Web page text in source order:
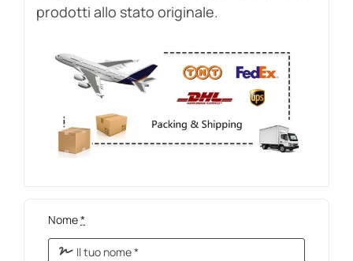
prodotti allo stato originale.
Nome*